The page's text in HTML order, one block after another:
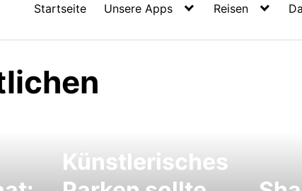
Startseite Unsere Apps Reisen
Künstlerisches